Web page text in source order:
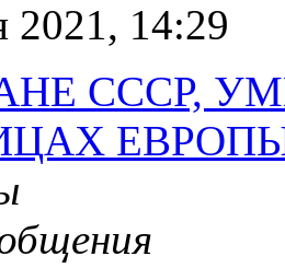
2021, 14:29
СССР,